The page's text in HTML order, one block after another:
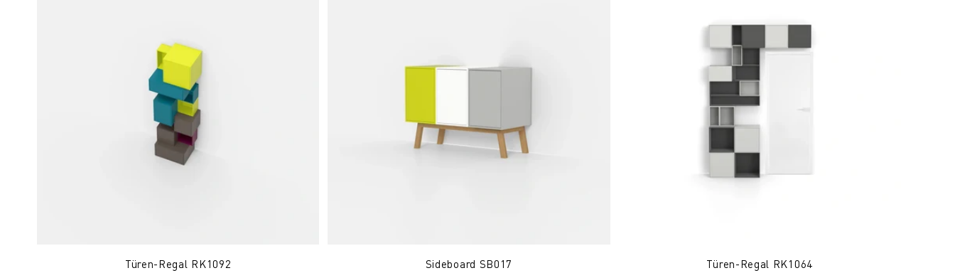
Türen-Regal RK1092 Sideboard SB017 Türen-Regal RK1064